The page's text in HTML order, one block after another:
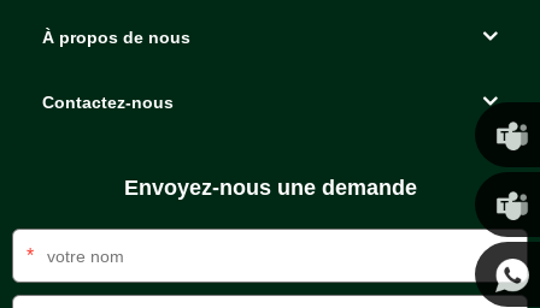
À propos de nous
Contactez-nous
Envoyez-nous une demande
*
Chris
Kenny